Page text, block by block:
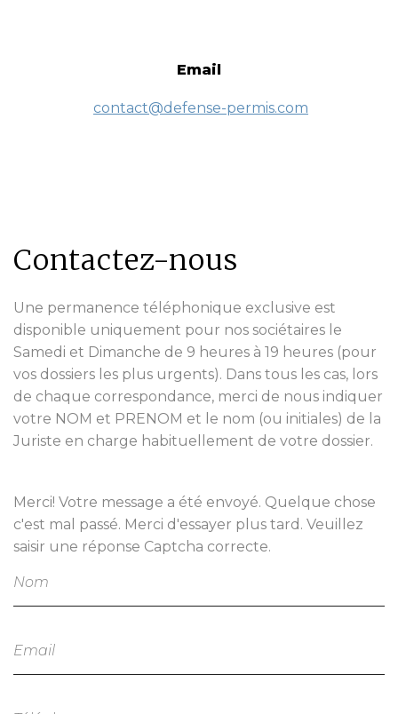
Email
contact@defense-permis.com
Contactez-nous
Une permanence téléphonique exclusive est
disponible uniquement pour nos sociétaires le
Samedi et Dimanche de 9 heures à 19 heures (pour
vos dossiers les plus urgents). Dans tous les cas, lors
de chaque correspondance, merci de nous indiquer
votre NOM et PRENOM et le nom (ou initiales) de la
Juriste en charge habituellement de votre dossier.
Merci! Votre message a été envoyé. Quelque chose
c'est mal passé. Merci d'essayer plus tard. Veuillez
saisir une réponse Captcha correcte.